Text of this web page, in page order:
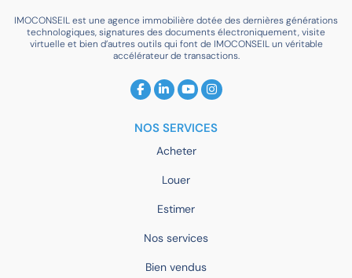
IMOCONSEIL est une agence immobilière dotée des dernières générations
technologiques, signatures des documents électroniquement, visite
virtuelle et bien d’autres outils qui font de IMOCONSEIL un véritable
accélérateur de transactions.
NOS SERVICES
Acheter
Louer
Estimer
Nos services
Bien vendus